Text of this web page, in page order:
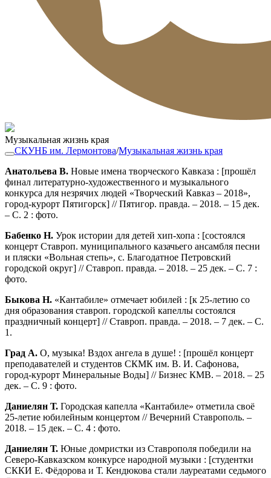
Музыкальная жизнь края
СКУНБ им. Лермонтова/Музыкальная жизнь края
Анатольева В. Новые имена творческого Кавказа : [прошёл
финал литературно-художественного и музыкального
конкурса для незрячих людей «Творческий Кавказ – 2018»,
город-курорт Пятигорск] // Пятигор. правда. – 2018. – 15 дек.
– С. 2 : фото.
Бабенко Н. Урок истории для детей хип-хопа : [состоялся
концерт Ставроп. муниципального казачьего ансамбля песни
и пляски «Вольная степь», с. Благодатное Петровский
городской округ] // Ставроп. правда. – 2018. – 25 дек. – С. 7 :
фото.
Быкова Н. «Кантабиле» отмечает юбилей : [к 25-летию со
дня образования ставроп. городской капеллы состоялся
праздничный концерт] // Ставроп. правда. – 2018. – 7 дек. – С.
1.
Град А. О, музыка! Вздох ангела в душе! : [прошёл концерт
преподавателей и студентов СКМК им. В. И. Сафонова,
город-курорт Минеральные Воды] // Бизнес КМВ. – 2018. – 25
дек. – С. 9 : фото.
Даниелян Т. Городская капелла «Кантабиле» отметила своё
25-летие юбилейным концертом // Вечерний Ставрополь. –
2018. – 15 дек. – С. 4 : фото.
Даниелян Т. Юные домристки из Ставрополя победили на
Северо-Кавказском конкурсе народной музыки : [студентки
СККИ Е. Фёдорова и Т. Кендюкова стали лауреатами седьмого